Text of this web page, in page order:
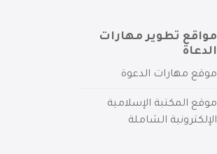
مواقع تطوير مهارات
الدعاة
موقع مهارات الدعوة
موقع المكتبة الإسلامية
الإلكترونية الشاملة